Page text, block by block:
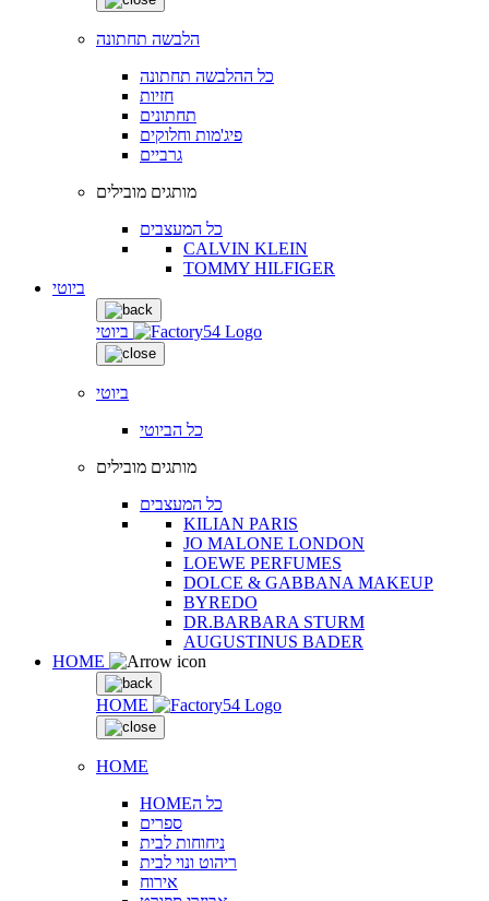
הלבשה תחתונה
כל ההלבשה תחתונה
חזיות
תחתונים
פיג'מות וחלוקים
גרביים
מותגים מובילים
כל המעצבים
CALVIN KLEIN
TOMMY HILFIGER
ביוטי
ביוטי
ביוטי
כל הביוטי
מותגים מובילים
כל המעצבים
KILIAN PARIS
JO MALONE LONDON
LOEWE PERFUMES
DOLCE & GABBANA MAKEUP
BYREDO
DR.BARBARA STURM
AUGUSTINUS BADER
HOME
HOME
HOME
HOMEכל ה
ספרים
ניחוחות לבית
ריהוט ונוי לבית
אירוח